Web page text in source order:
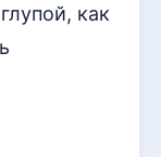
как